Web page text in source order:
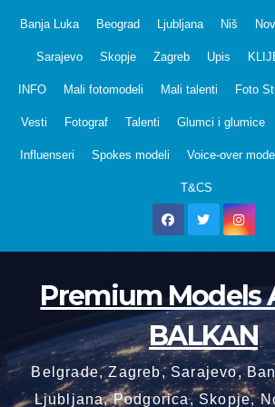
Banja Luka Beograd Ljubljana Niš
Sarajevo Skopje Zagreb Upis
INFO Mali fotomodeli Mali talenti Foto
Vesti Fotograf Talenti Glumci i glumice
Influenseri Spokes modeli Voice-over
T&CS
Premium Models
BALKAN
Belgrade, Zagreb, Sarajevo,
Ljubljana, Podgorica, Skopje,